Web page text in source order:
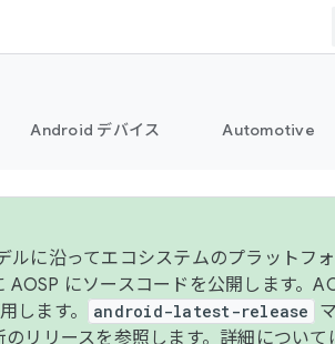
Android デバイス Automotive
ルに沿ってエコシステムのプラットフ
にソースコードを公開します。
します。 android-latest-release
リリースを参照します。詳細について